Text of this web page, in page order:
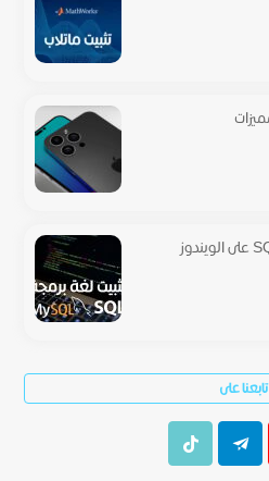
شرح طريقة تحميل لغة برمجة SQL على الويندوز
تابعنا على